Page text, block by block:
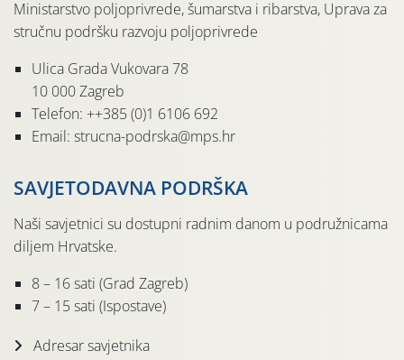
Ministarstvo poljoprivrede, šumarstva i ribarstva, Uprava za
stručnu podršku razvoju poljoprivrede
Ulica Grada Vukovara 78
10 000 Zagreb
Telefon: ++385 (0)1 6106 692
Email: strucna-podrska@mps.hr
SAVJETODAVNA PODRŠKA
Naši savjetnici su dostupni radnim danom u podružnicama
diljem Hrvatske.
8 – 16 sati (Grad Zagreb)
7 – 15 sati (Ispostave)
Adresar savjetnika